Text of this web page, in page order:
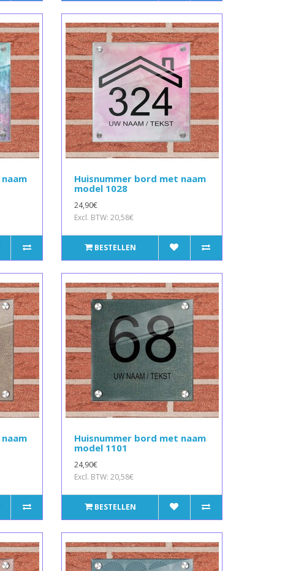
Huisnummer bord met naam
model 1028
24,90€
Excl. BTW: 20,58€
BESTELLEN
Huisnummer bord met naam
model 1101
24,90€
Excl. BTW: 20,58€
BESTELLEN